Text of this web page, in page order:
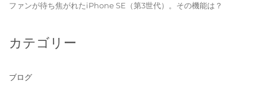
ファンが待ち焦がれたiPhone SE（第3世代）。その機能は？
カテゴリー
ブログ